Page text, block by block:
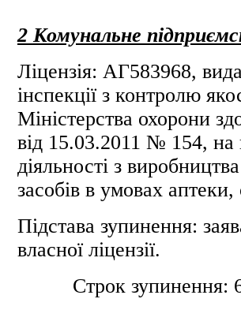
2 Комунальне
Ліцензія: АГ583968,
інспекції з контролю
Міністерства охорони
від 15.03.2011 № 154, на
діяльності з
засобів в умовах аптеки,
Підстава зупинення:
власної ліцензії.
Строк зупинення: 6